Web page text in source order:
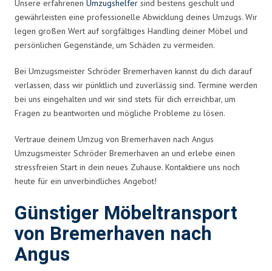
Unsere erfahrenen Umzugshelfer sind bestens geschult und
gewährleisten eine professionelle Abwicklung deines Umzugs. Wir
legen großen Wert auf sorgfältiges Handling deiner Möbel und
persönlichen Gegenstände, um Schäden zu vermeiden.
Bei Umzugsmeister Schröder Bremerhaven kannst du dich darauf
verlassen, dass wir pünktlich und zuverlässig sind. Termine werden
bei uns eingehalten und wir sind stets für dich erreichbar, um
Fragen zu beantworten und mögliche Probleme zu lösen.
Vertraue deinem Umzug von Bremerhaven nach Angus
Umzugsmeister Schröder Bremerhaven an und erlebe einen
stressfreien Start in dein neues Zuhause. Kontaktiere uns noch
heute für ein unverbindliches Angebot!
Günstiger Möbeltransport
von Bremerhaven nach
Angus